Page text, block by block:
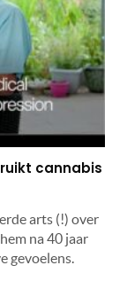
cannabis
arts (!) over
na 40 jaar
gevoelens.